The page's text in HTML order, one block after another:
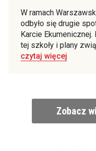
W ramach
odbyło się drugie
Karcie
tej szkoły i plany
czytaj więcej
Zobacz